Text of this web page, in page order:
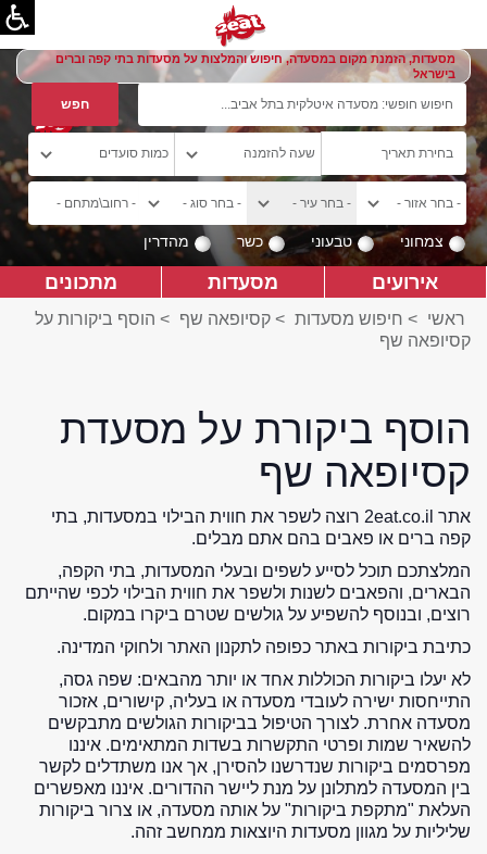
מסעדות, הזמנת מקום במסעדה, חיפוש והמלצות על מסעדות בתי קפה וברים
בישראל
צמחוני טבעוני כשר מהדרין
אירועים מסעדות מתכונים
ראשי > חיפוש מסעדות > קסיופאה שף > הוסף ביקורות על
קסיופאה שף
הוסף ביקורת על מסעדת
קסיופאה שף
אתר 2eat.co.il רוצה לשפר את חווית הבילוי במסעדות, בתי
קפה ברים או פאבים בהם אתם מבלים.
המלצתכם תוכל לסייע לשפים ובעלי המסעדות, בתי הקפה,
הבארים, והפאבים לשנות ולשפר את חווית הבילוי לכפי שהייתם
רוצים, ובנוסף להשפיע על גולשים שטרם ביקרו במקום.
כתיבת ביקורות באתר כפופה לתקנון האתר ולחוקי המדינה.
לא יעלו ביקורות הכוללות אחד או יותר מהבאים: שפה גסה,
התייחסות ישירה לעובדי מסעדה או בעליה, קישורים, אזכור
מסעדה אחרת. לצורך הטיפול בביקורות הגולשים מתבקשים
להשאיר שמות ופרטי התקשרות בשדות המתאימים. איננו
מפרסמים ביקורות שנדרשנו להסירן, אך אנו משתדלים לקשר
בין המסעדה למתלונן על מנת ליישר ההדורים. איננו מאפשרים
העלאת "מתקפת ביקורות" על אותה מסעדה, או צרור ביקורות
שליליות על מגוון מסעדות היוצאות ממחשב זהה.